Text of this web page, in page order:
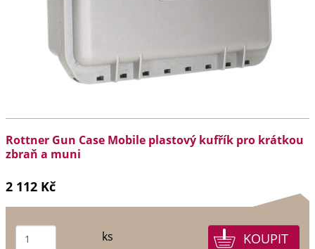
Rottner Gun Case Mobile plastový kufřík pro krátkou
zbraň a muni
2 112 Kč
ks